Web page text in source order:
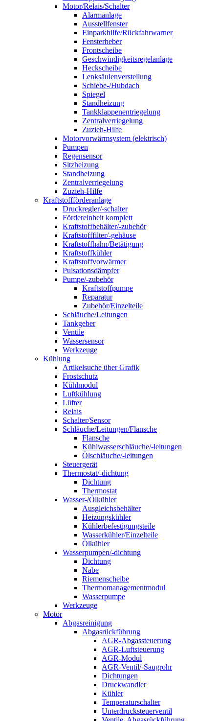
Motor/Relais/Schalter
Alarmanlage
Ausstellfenster
Einparkhilfe/Rückfahrwarner
Fensterheber
Frontscheibe
Geschwindigkeitsregelanlage
Heckscheibe
Lenksäulenverstellung
Schiebe-/Hubdach
Spiegel
Standheizung
Tankklappenentriegelung
Zentralverriegelung
Zuzieh-Hilfe
Motorvorwärmsystem (elektrisch)
Pumpen
Regensensor
Sitzheizung
Standheizung
Zentralverriegelung
Zuzieh-Hilfe
Kraftstoffförderanlage
Druckregler/-schalter
Fördereinheit komplett
Kraftstoffbehälter/-zubehör
Kraftstofffilter/-gehäuse
Kraftstoffhahn/Betätigung
Kraftstoffkühler
Kraftstoffvorwärmer
Pulsationsdämpfer
Pumpe/-zubehör
Kraftstoffpumpe
Reparatur
Zubehör/Einzelteile
Schläuche/Leitungen
Tankgeber
Ventile
Wassersensor
Werkzeuge
Kühlung
Artikelsuche über Grafik
Frostschutz
Kühlmodul
Luftkühlung
Lüfter
Relais
Schalter/Sensor
Schläuche/Leitungen/Flansche
Flansche
Kühlwasserschläuche/-leitungen
Ölschläuche/-leitungen
Steuergerät
Thermostat/-dichtung
Dichtung
Thermostat
Wasser-/Ölkühler
Ausgleichsbehälter
Heizungskühler
Kühlerbefestigungsteile
Wasserkühler/Einzelteile
Ölkühler
Wasserpumpen/-dichtung
Dichtung
Nabe
Riemenscheibe
Thermomanagementmodul
Wasserpumpe
Werkzeuge
Motor
Abgasreinigung
Abgasrückführung
AGR-Abgassteuerung
AGR-Luftsteuerung
AGR-Modul
AGR-Ventil/-Saugrohr
Dichtungen
Druckwandler
Kühler
Temperaturschalter
Unterdrucksteuerventil